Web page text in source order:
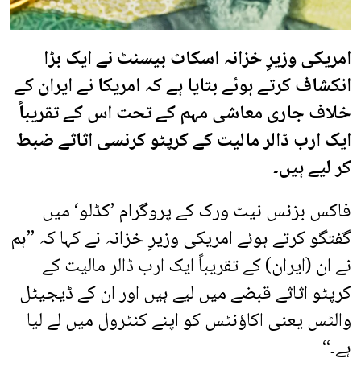
امریکی وزیرِ خزانہ اسکاٹ بیسنٹ نے ایک بڑا
انکشاف کرتے ہوئے بتایا ہے کہ امریکا نے ایران کے
خلاف جاری معاشی مہم کے تحت اس کے تقریباً
ایک ارب ڈالر مالیت کے کرپٹو کرنسی اثاثے ضبط
کر لیے ہیں۔
فاکس بزنس نیٹ ورک کے پروگرام ’کڈلو‘ میں
گفتگو کرتے ہوئے امریکی وزیرِ خزانہ نے کہا کہ ”ہم
نے ان (ایران) کے تقریباً ایک ارب ڈالر مالیت کے
کرپٹو اثاثے قبضے میں لیے ہیں اور ان کے ڈیجیٹل
والٹس یعنی اکاؤنٹس کو اپنے کنٹرول میں لے لیا
ہے۔“